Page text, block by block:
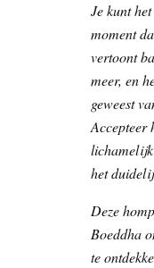
Je kunt
moment
vertoont
meer, en
geweest
Accepteer
het
Deze
Boeddha
te